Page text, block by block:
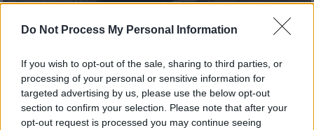
Do Not Process My Personal Information
If you wish to opt-out of the sale, sharing to third parties, or
processing of your personal or sensitive information for
targeted advertising by us, please use the below opt-out
section to confirm your selection. Please note that after your
opt-out request is processed you may continue seeing
(EUROKINISSI/ΘΑΝΑΣΗΣ ΚΑΛΛΙΑΡΑΣ)
Προσθέστε το ΕΘΝΟΣ στη Google